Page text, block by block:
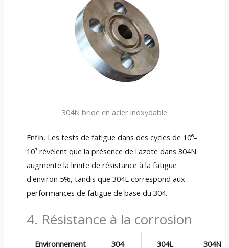
304N bride en acier inoxydable
Enfin, Les tests de fatigue dans des cycles de 10⁶–
10⁷ révèlent que la présence de l'azote dans 304N
augmente la limite de résistance à la fatigue
d'environ 5%, tandis que 304L correspond aux
performances de fatigue de base du 304.
4. Résistance à la corrosion
Environnement 304 304L 304N